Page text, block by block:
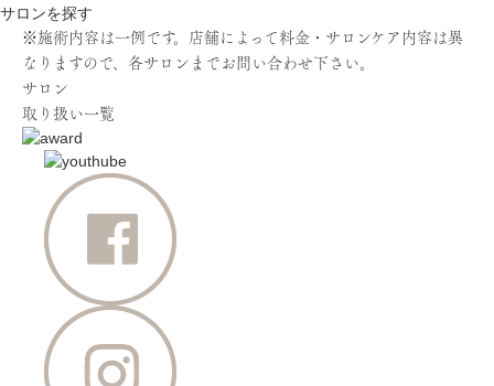
サロンを探す
※施術内容は一例です。店舗によって料金・サロンケア内容は異
なりますので、各サロンまでお問い合わせ下さい。
サロン
取り扱い一覧